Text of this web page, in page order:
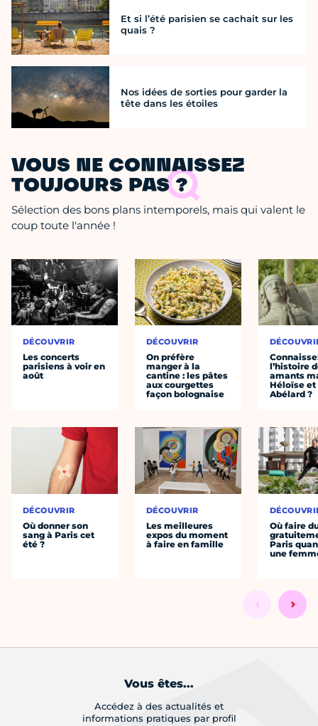
Et si l’été parisien se cachait sur les
quais ?
Nos idées de sorties pour garder la
tête dans les étoiles
VOUS NE CONNAISSEZ
TOUJOURS PAS ?
Sélection des bons plans intemporels, mais qui valent le
coup toute l'année !
DÉCOUVRIR
Les concerts
parisiens à voir en
août
DÉCOUVRIR
Où donner son
sang à Paris cet
été ?
DÉCOUVRIR
On préfère
manger à la
cantine : les pâtes
aux courgettes
façon bolognaise
DÉCOUVRIR
Les meilleures
expos du moment
à faire en famille
l’histoire
amants
Héloïse et
Abélard ?
Où faire
Paris
une
Vous êtes...
Accédez à des actualités et
informations pratiques par profil